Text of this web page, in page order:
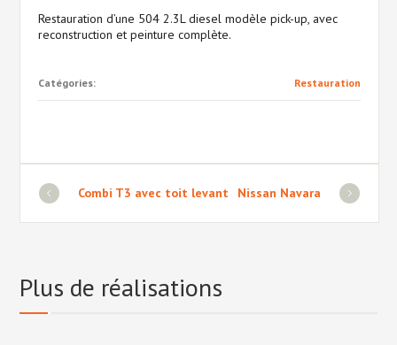
Restauration d’une 504 2.3L diesel modèle pick-up, avec
reconstruction et peinture complète.
Restauration
Catégories:
Nissan Navara
Combi T3 avec toit levant
Plus de réalisations